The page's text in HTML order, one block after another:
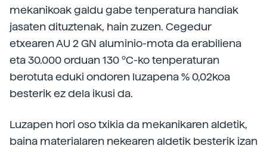
mekanikoak galdu gabe tenperatura handiak
jasaten dituztenak, hain zuzen. Cegedur
etxearen AU 2 GN aluminio-mota da erabiliena
eta 30.000 orduan 130 ºC-ko tenperaturan
berotuta eduki ondoren luzapena % 0,02koa
besterik ez dela ikusi da.
Luzapen hori oso txikia da mekanikaren aldetik,
baina materialaren nekearen aldetik besterik izan